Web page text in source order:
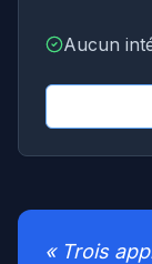
Aucun
« Trois